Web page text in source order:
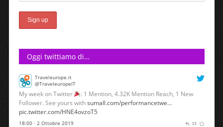
Oggi twittiamo di…
Traveleurope.it
@TraveleuropeIT
My week on Twitter
: 1 Mention, 4.32K Mention Reach, 1 New
Follower. See yours withsumall.com/performancetwe…
pic.twitter.com/HNE4ovzoT5
18:00 · 2 Ottobre 2019